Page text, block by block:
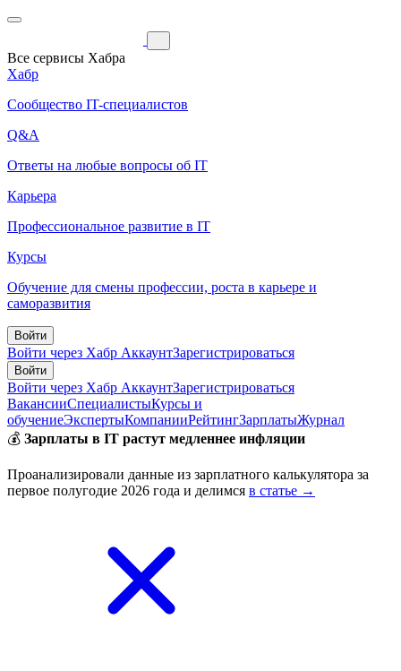
Все сервисы Хабра
Хабр
Сообщество IT-специалистов
Q&A
Ответы на любые вопросы об IT
Карьера
Профессиональное развитие в IT
Курсы
Обучение для смены профессии, роста в карьере и
саморазвития
Войти
Войти через Хабр АккаунтЗарегистрироваться
Войти
Войти через Хабр АккаунтЗарегистрироваться
ВакансииСпециалистыКурсы и
обучениеЭкспертыКомпанииРейтингЗарплатыЖурнал
💰 Зарплаты в IT растут медленнее инфляции
Проанализировали данные из зарплатного калькулятора за
первое полугодие 2026 года и делимся в статье →